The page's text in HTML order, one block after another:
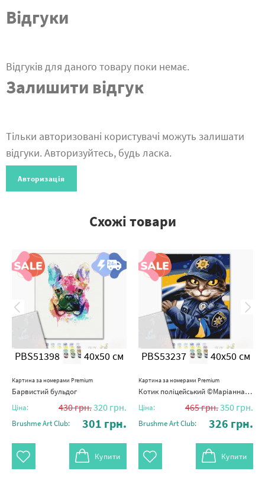
Відгуки
Відгуків для даного товару поки немає.
Залишити відгук
Тільки авторизовані користувачі можуть залишати
відгуки. Авторизуйтесь, будь ласка.
Авторизація
Схожі товари
PBS51398 40x50 см
Картина за номерами Premium
Барвистий бульдог
Ціна: 430грн.320 грн.
Brushme Art Club: 301 грн.
Купити
PBS53237 40x50 см
Картина за номерами Premium
Котик поліцейський ©Маріанна Пащук
Ціна: 465грн.350 грн.
Brushme Art Club: 326 грн.
Купити